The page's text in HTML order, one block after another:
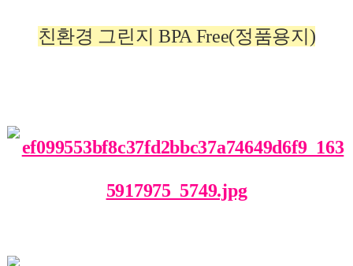
친환경 그린지 BPA Free(정품용지)